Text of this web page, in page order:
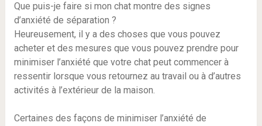
Que puis-je faire si mon chat montre des signes
d’anxiété de séparation ?
Heureusement, il y a des choses que vous pouvez
acheter et des mesures que vous pouvez prendre pour
minimiser l’anxiété que votre chat peut commencer à
ressentir lorsque vous retournez au travail ou à d’autres
activités à l’extérieur de la maison.
Certaines des façons de minimiser l’anxiété de